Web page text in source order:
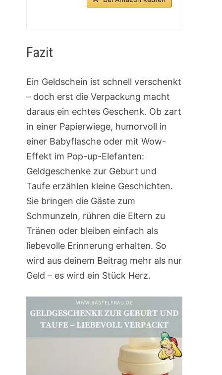
Fazit
Ein Geldschein ist schnell verschenkt
– doch erst die Verpackung macht
daraus ein echtes Geschenk. Ob zart
in einer Papierwiege, humorvoll in
einer Babyflasche oder mit Wow-
Effekt im Pop-up-Elefanten:
Geldgeschenke zur Geburt und
Taufe erzählen kleine Geschichten.
Sie bringen die Gäste zum
Schmunzeln, rühren die Eltern zu
Tränen oder bleiben einfach als
liebevolle Erinnerung erhalten. So
wird aus deinem Beitrag mehr als nur
Geld – es wird ein Stück Herz.